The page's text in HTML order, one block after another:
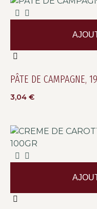
PÂTE DE CAMPAGNE,
3,04 €